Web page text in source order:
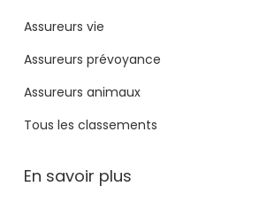
Assureurs vie
Assureurs prévoyance
Assureurs animaux
Tous les classements
En savoir plus